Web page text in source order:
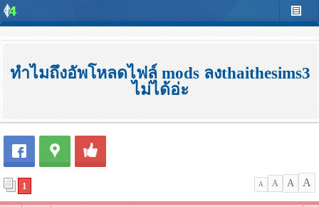
ทำไมถึงอัพโหลดไฟล์ mods ลงthaithesims3
ไม่ได้อ่ะ
1 A A A A